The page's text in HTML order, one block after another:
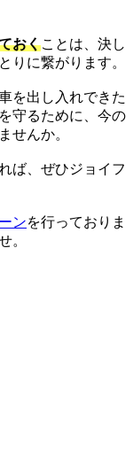
おくことは、決し
りに繋がります。
を出し入れできた
守るために、今の
せんか。
ば、ぜひジョイフ
ンを行っておりま
。